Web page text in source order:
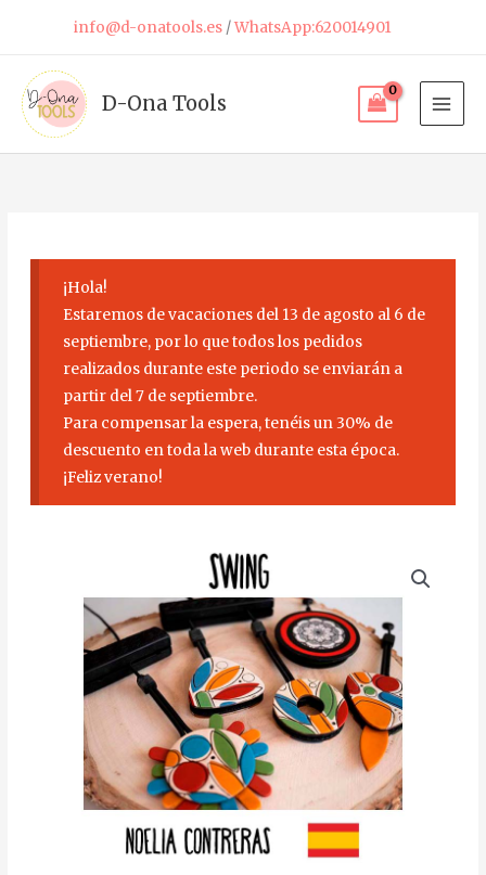
contenido
info@d-onatools.es/WhatsApp:620014901
D-Ona Tools
¡Hola!
Estaremos de vacaciones del 13 de agosto al 6 de
septiembre, por lo que todos los pedidos
realizados durante este periodo se enviarán a
partir del 7 de septiembre.
Para compensar la espera, tenéis un 30% de
descuento en toda la web durante esta época.
¡Feliz verano!
cantidad